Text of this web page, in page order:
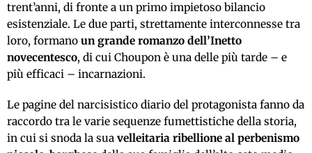
trent’anni, di fronte a un primo impietoso bilancio
esistenziale. Le due parti, strettamente interconnesse tra
loro, formano un grande romanzo dell’Inetto
novecentesco, di cui Choupon è una delle più tarde – e
più efficaci – incarnazioni.
Le pagine del narcisistico diario del protagonista fanno da
raccordo tra le varie sequenze fumettistiche della storia,
in cui si snoda la sua velleitaria ribellione al perbenismo